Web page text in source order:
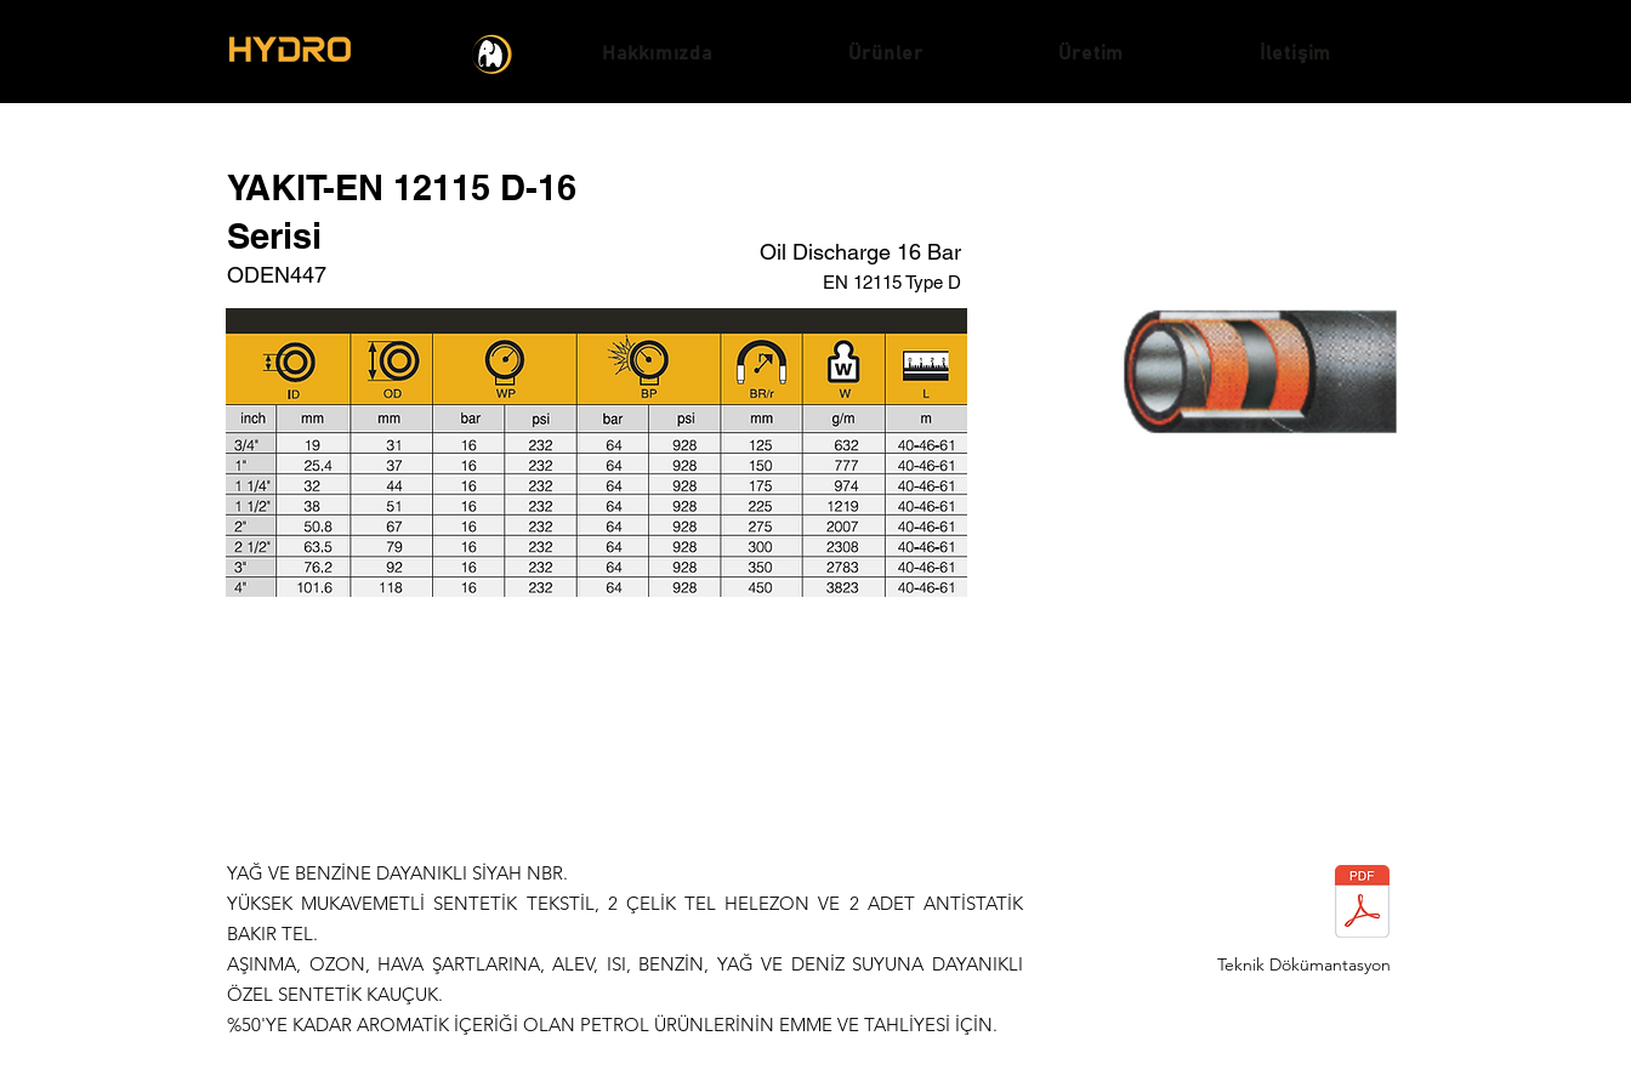
Hakkımızda Ürünler Üretim İletişim
YAKIT-EN 12115 D-16
Serisi
ODEN447
Oil Discharge 16 Bar
EN 12115 Type D
YAĞ VE BENZİNE DAYANIKLI SİYAH NBR.
YÜKSEK MUKAVEMETLİ SENTETİK TEKSTİL, 2 ÇELİK TEL HELEZON VE 2 ADET ANTİSTATİK
BAKIR TEL.
AŞINMA, OZON, HAVA ŞARTLARINA, ALEV, ISI, BENZİN, YAĞ VE DENİZ SUYUNA DAYANIKLI
ÖZEL SENTETİK KAUÇUK.
%50'YE KADAR AROMATİK İÇERİĞİ OLAN PETROL ÜRÜNLERİNİN EMME VE TAHLİYESİ İÇİN.
Teknik Dökümantasyon